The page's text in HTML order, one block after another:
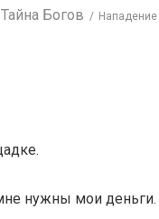
Тайна Богов Нападение
нужны мои деньги.